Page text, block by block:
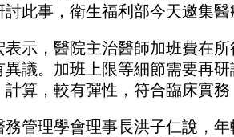
討此事，衛生福利部今天邀集
表示，醫院主治醫師加班費在
異議。加班上限等細節需要再
計算，較有彈性，符合臨床實務
務管理學會理事長洪子仁說，